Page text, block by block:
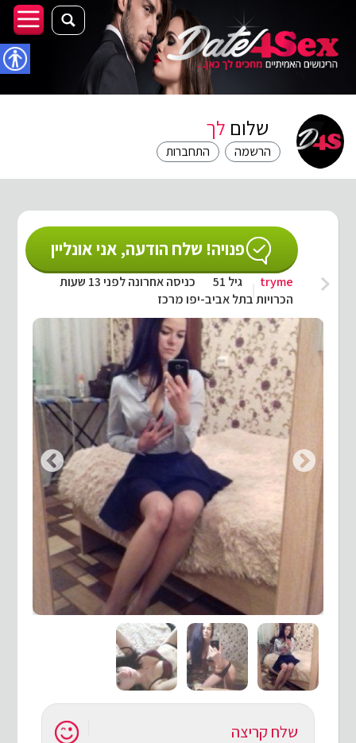
שלום לך
התחברות הרשמה
פנויה! שלח הודעה, אני אונליין
tryme גיל 51
כניסה אחרונה לפני 13 שעות
הכרויות בתל אביב-יפו מרכז
שלח קריצה